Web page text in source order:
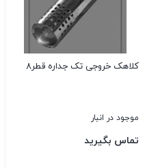
کلاهک خروجی تک جداره قطر8
موجود در انبار
تماس بگیرید